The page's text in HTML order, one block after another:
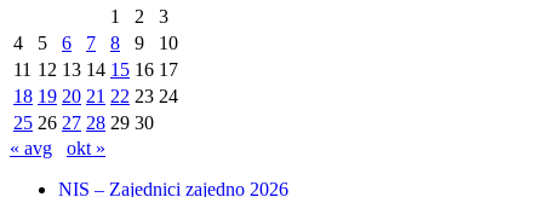
1
2
3
4
5 6 7 8 9
10
11 12 13 14 15 16 17
18 19 20 21 22 23 24
25 26 27 28 29 30
« avg
okt »
NIS – Zajednici zajedno 2026